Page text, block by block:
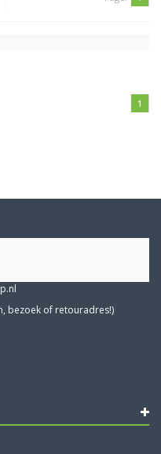
1
bezoek of retouradres!)